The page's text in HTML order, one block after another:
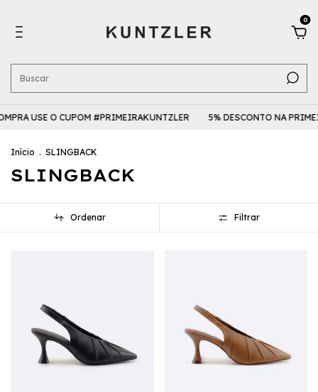
0
USE O CUPOM #PRIMEIRAKUNTZLER 5% DESCONTO NA
Início . SLINGBACK
SLINGBACK
Ordenar Filtrar